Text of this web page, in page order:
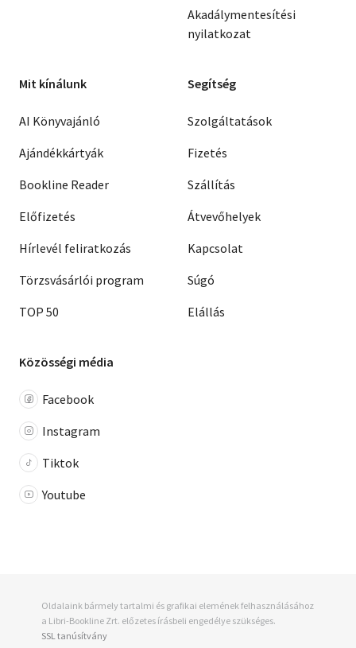
Akadálymentesítési
nyilatkozat
Mit kínálunk
AI Könyvajánló
Ajándékkártyák
Bookline Reader
Előfizetés
Hírlevél feliratkozás
Törzsvásárlói program
TOP 50
Segítség
Szolgáltatások
Fizetés
Szállítás
Átvevőhelyek
Kapcsolat
Súgó
Elállás
Közösségi média
Facebook
Instagram
Tiktok
Youtube
Oldalaink bármely tartalmi és grafikai elemének felhasználásához
a Libri-Bookline Zrt. előzetes írásbeli engedélye szükséges.
SSL tanúsítvány